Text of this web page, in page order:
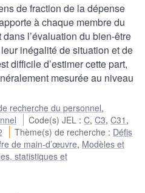
de fraction de la dépense
à chaque membre du
l’évaluation du bien-être
inégalité de situation et de
difficile d’estimer cette part,
mesurée au niveau
recherche du personnel,
Code(s) JEL :C,C3,C31 ,
Thème(s) de recherche : Défis
de main-d’œuvre, Modèles et
statistiques et